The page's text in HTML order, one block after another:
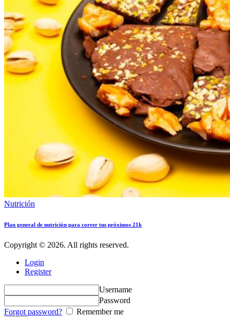
Nutrición
Plan general de nutrición para correr tus próximos 21k
Copyright © 2026. All rights reserved.
Login
Register
Username
Password
Forgot password?
Remember me